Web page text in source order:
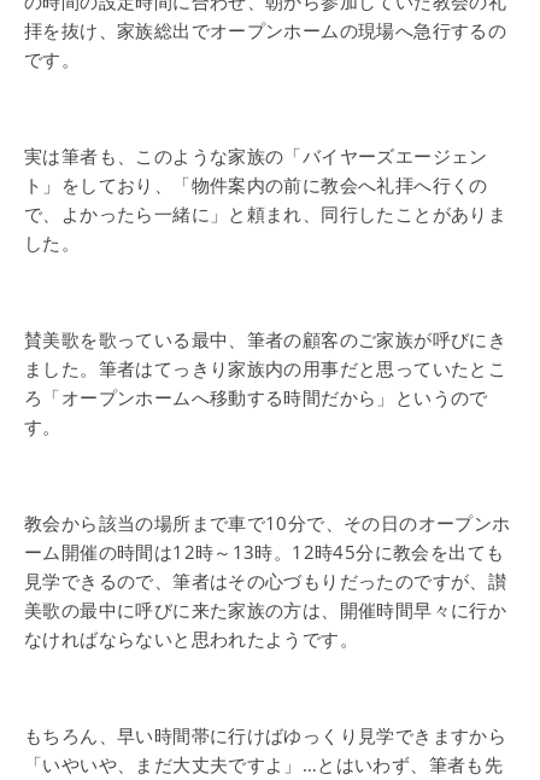
拝を抜け、家族総出でオープンホームの現場へ急行するの
です。
実は筆者も、このような家族の「バイヤーズエージェン
ト」をしており、「物件案内の前に教会へ礼拝へ行くの
で、よかったら一緒に」と頼まれ、同行したことがありま
した。
賛美歌を歌っている最中、筆者の顧客のご家族が呼びにき
ました。筆者はてっきり家族内の用事だと思っていたとこ
ろ「オープンホームへ移動する時間だから」というので
す。
教会から該当の場所まで車で10分で、その日のオープンホ
ーム開催の時間は12時～13時。12時45分に教会を出ても
見学できるので、筆者はその心づもりだったのですが、讃
美歌の最中に呼びに来た家族の方は、開催時間早々に行か
なければならないと思われたようです。
もちろん、早い時間帯に行けばゆっくり見学できますから
「いやいや、まだ大丈夫ですよ」…とはいわず、筆者も先